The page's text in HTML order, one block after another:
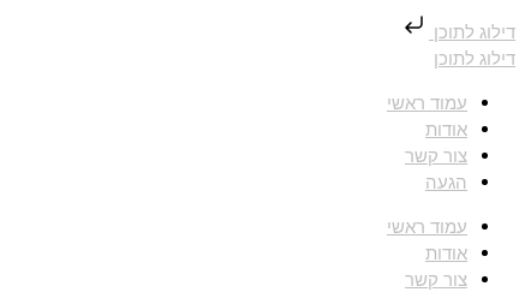
דילוג לתוכן
דילוג לתוכן
עמוד ראשי
אודות
צור קשר
הגעה
עמוד ראשי
אודות
צור קשר